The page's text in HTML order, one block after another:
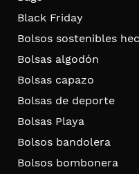
Black Friday
Bolsos sostenibles
Bolsas algodón
Bolsas capazo
Bolsas de deporte
Bolsas Playa
Bolsos bandolera
Bolsos bombonera